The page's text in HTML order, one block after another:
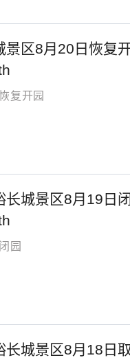
景区8月20日恢
复开园
长城景区8月19
园
长城景区8月18日